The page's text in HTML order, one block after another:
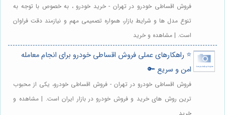
فروش اقساطی خودرو در تهران - خرید خودرو ، به خصوص با توجه به
تنوع مدل ها و شرایط بازار، همواره تصمیمی مهم و نیازمند دقت فراوان
است. | مشاهده و خرید
⭐️ راهکارهای عملی فروش اقساطی خودرو برای انجام معامله
امن و سریع 🔑
فروش اقساطی خودرو در تهران - فروش اقساطی خودرو، یکی از محبوب
ترین روش های خرید و فروش خودرو در بازار ایران است. | مشاهده و